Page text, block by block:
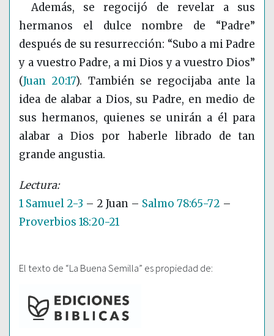
Además, se regocijó de revelar a sus
hermanos el dulce nombre de “Padre”
después de su resurrección: “Subo a mi Padre
y a vuestro Padre, a mi Dios y a vuestro Dios”
(Juan 20:17). También se regocijaba ante la
idea de alabar a Dios, su Padre, en medio de
sus hermanos, quienes se unirán a él para
alabar a Dios por haberle librado de tan
grande angustia.
1 Samuel 2-3 – 2 Juan – Salmo 78:65-72 –
Proverbios 18:20-21
El texto de “La Buena Semilla” es propiedad de: